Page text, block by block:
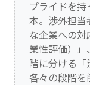
プライドを
本。渉外担当
な企業への対
業性評価）」
階に分ける「
各々の段階を